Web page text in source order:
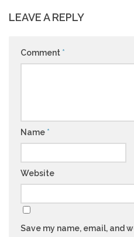
LEAVE A REPLY
Comment *
Name *
Website
Save my name, email, and